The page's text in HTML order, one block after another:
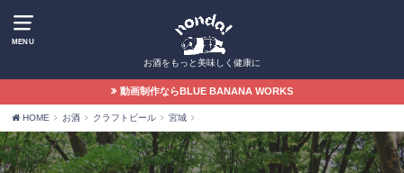
MENU
お酒をもっと美味しく健康に
動画制作ならBLUE BANANA WORKS
HOME お酒 クラフトビール 宮城